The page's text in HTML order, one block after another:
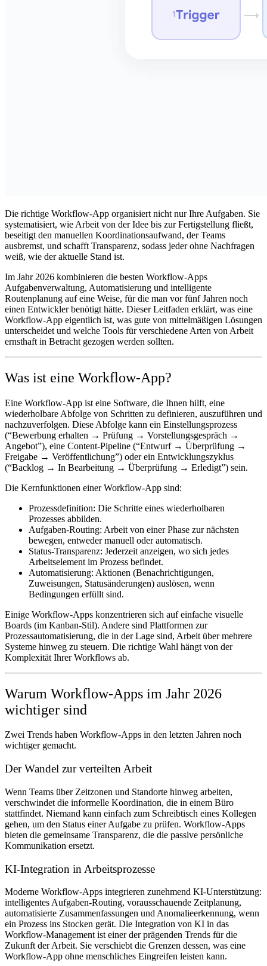
Die richtige Workflow-App organisiert nicht nur Ihre Aufgaben. Sie
systematisiert, wie Arbeit von der Idee bis zur Fertigstellung fließt,
beseitigt den manuellen Koordinationsaufwand, der Teams
ausbremst, und schafft Transparenz, sodass jeder ohne Nachfragen
weiß, wie der aktuelle Stand ist.
Im Jahr 2026 kombinieren die besten Workflow-Apps
Aufgabenverwaltung, Automatisierung und intelligente
Routenplanung auf eine Weise, für die man vor fünf Jahren noch
einen Entwickler benötigt hätte. Dieser Leitfaden erklärt, was eine
Workflow-App eigentlich ist, was gute von mittelmäßigen Lösungen
unterscheidet und welche Tools für verschiedene Arten von Arbeit
ernsthaft in Betracht gezogen werden sollten.
Was ist eine Workflow-App?
Eine Workflow-App ist eine Software, die Ihnen hilft, eine
wiederholbare Abfolge von Schritten zu definieren, auszuführen und
nachzuverfolgen. Diese Abfolge kann ein Einstellungsprozess
(“Bewerbung erhalten → Prüfung → Vorstellungsgespräch →
Angebot”), eine Content-Pipeline (“Entwurf → Überprüfung →
Freigabe → Veröffentlichung”) oder ein Entwicklungszyklus
(“Backlog → In Bearbeitung → Überprüfung → Erledigt”) sein.
Die Kernfunktionen einer Workflow-App sind:
Prozessdefinition: Die Schritte eines wiederholbaren
Prozesses abbilden.
Aufgaben-Routing: Arbeit von einer Phase zur nächsten
bewegen, entweder manuell oder automatisch.
Status-Transparenz: Jederzeit anzeigen, wo sich jedes
Arbeitselement im Prozess befindet.
Automatisierung: Aktionen (Benachrichtigungen,
Zuweisungen, Statusänderungen) auslösen, wenn
Bedingungen erfüllt sind.
Einige Workflow-Apps konzentrieren sich auf einfache visuelle
Boards (im Kanban-Stil). Andere sind Plattformen zur
Prozessautomatisierung, die in der Lage sind, Arbeit über mehrere
Systeme hinweg zu steuern. Die richtige Wahl hängt von der
Komplexität Ihrer Workflows ab.
Warum Workflow-Apps im Jahr 2026
wichtiger sind
Zwei Trends haben Workflow-Apps in den letzten Jahren noch
wichtiger gemacht.
Der Wandel zur verteilten Arbeit
Wenn Teams über Zeitzonen und Standorte hinweg arbeiten,
verschwindet die informelle Koordination, die in einem Büro
stattfindet. Niemand kann einfach zum Schreibtisch eines Kollegen
gehen, um den Status einer Aufgabe zu prüfen. Workflow-Apps
bieten die gemeinsame Transparenz, die die passive persönliche
Kommunikation ersetzt.
KI-Integration in Arbeitsprozesse
Moderne Workflow-Apps integrieren zunehmend KI-Unterstützung:
intelligentes Aufgaben-Routing, vorausschauende Zeitplanung,
automatisierte Zusammenfassungen und Anomalieerkennung, wenn
ein Prozess ins Stocken gerät. Die Integration von KI in das
Workflow-Management ist einer der prägenden Trends für die
Zukunft der Arbeit. Sie verschiebt die Grenzen dessen, was eine
Workflow-App ohne menschliches Eingreifen leisten kann.